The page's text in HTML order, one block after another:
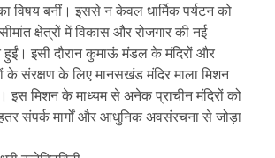
विषय बनीं। इससे न केवल धार्मिक पर्यटन को
क्षेत्रों में विकास और रोजगार की नई
हुईं। इसी दौरान कुमाऊं मंडल के मंदिरों और
के संरक्षण के लिए मानसखंड मंदिर माला मिशन
इस मिशन के माध्यम से अनेक प्राचीन मंदिरों को
संपर्क मार्गों और आधुनिक अवसंरचना से जोड़ा